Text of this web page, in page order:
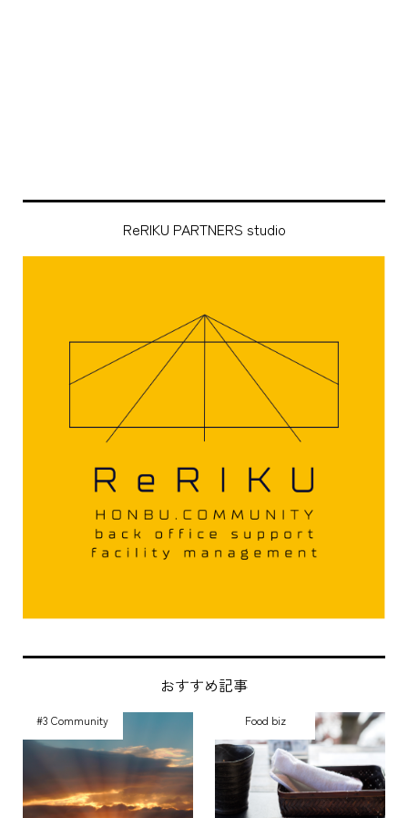
ReRIKU PARTNERS studio
おすすめ記事
#3 Community Food biz